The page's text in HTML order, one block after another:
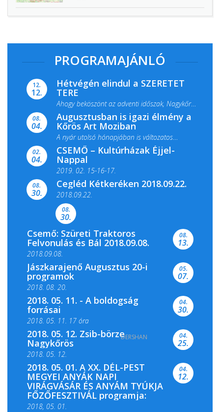
PROGRAMAJÁNLÓ
12.
12.
Hétvégén elindul a SZERETET
TERE
Ahogy beköszönt az adventi időszak, Nagykőrös
ismét megtelik ünnepi fénnyel és közös...
08.
04.
Augusztusban is igazi élmény a
Kőrös Art Moziban
A nyár utolsó hónapjában is változatos
filmkínálattal, családi...
02.
04.
CSEMŐ – Kultúrházak Éjjel-
Nappal
2019. 02. 15-16-17.
Színes és tartalmas programokkal várja a
Csemői Községi Könyvtár és...
08.
30.
Cegléd Kétkeréken 2018.09.22.
2018.09.22.
08.
30.
Csemő: Szüreti Traktoros
Felvonulás és Bál 2018.09.08.
2018.09.08.
08.
13.
Jászkarajenő Augusztus 20-i
programok
2018. 08. 20.
05.
07.
2018. 05. 11. - A boldogság
forrásai
2018. 05. 11. 17 óra
2018. 05. 11. 19 óra
04.
30.
2018. 05. 12. Zsib-börze
Nagykőrös
2018. 05. 12.
04.
25.
2018. 05. 01. A XX. DÉL-PEST
MEGYEI ANYÁK NAPI
VIRÁGVÁSÁR ÉS ANYÁM TYÚKJA
FŐZŐFESZTIVÁL programja:
2018, 05. 01.
04.
12.
DERSHAN